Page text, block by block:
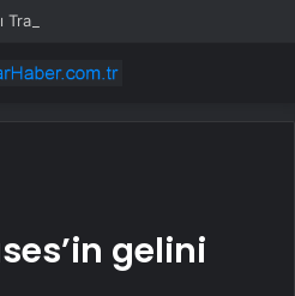
Trafik Yoğunluğu
gelini